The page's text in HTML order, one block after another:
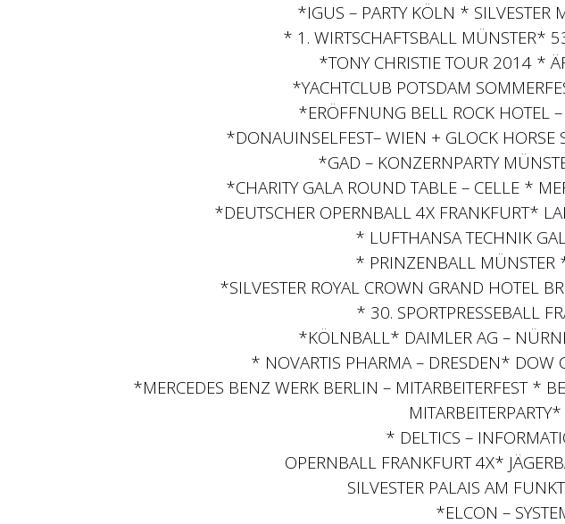
*IGUS – PARTY KÖLN * SILVESTER
* 1. WIRTSCHAFTSBALL MÜNSTER*
*TONY CHRISTIE TOUR 2014 *
*YACHTCLUB POTSDAM
*ERÖFFNUNG BELL ROCK HOTEL
*DONAUINSELFEST– WIEN + GLOCK HORSE
*GAD – KONZERNPARTY
*CHARITY GALA ROUND TABLE – CELLE *
*DEUTSCHER OPERNBALL 4X FRANKFURT*
* LUFTHANSA TECHNIK
* PRINZENBALL MÜNSTER
*SILVESTER ROYAL CROWN GRAND HOTEL
* 30. SPORTPRESSEBALL
*KÖLNBALL* DAIMLER AG –
* NOVARTIS PHARMA – DRESDEN*
*MERCEDES BENZ WERK BERLIN – MITARBEITERFEST *
* DELTICS –
OPERNBALL FRANKFURT 4X*
SILVESTER PALAIS AM
*ELCON –